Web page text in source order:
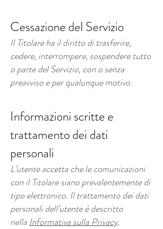
Cessazione del Servizio
Il Titolare ha il diritto di trasferire,
cedere, interrompere, sospendere tutto
o parte del Servizio, con o senza
preavviso e per qualunque motivo.
Informazioni scritte e
trattamento dei dati
personali
L’utente accetta che le comunicazioni
con il Titolare siano prevalentemente di
tipo elettronico. Il trattamento dei dati
personali dell’utente è descritto
nella Informativa sulla Privacy.